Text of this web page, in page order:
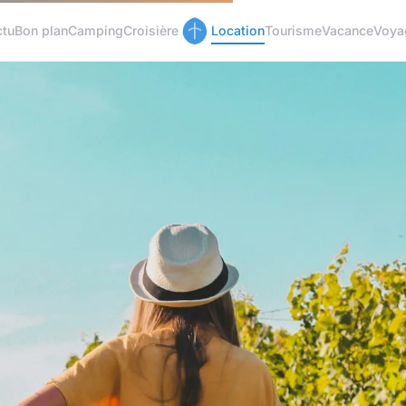
Bon planCampingCroisière LocationTourismeVacance